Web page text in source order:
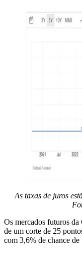
As taxas de juros
Os mercados futuros
de um corte de 25
com 3,6% de chance